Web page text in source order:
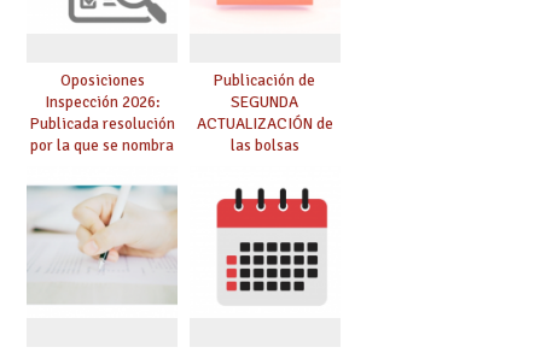
Oposiciones
Inspección 2026:
Publicada resolución
por la que se nombra
prácticas, se regulan
dichas prácticas y se
convoca acto público
de adjudicación
Publicación de
SEGUNDA
ACTUALIZACIÓN de
las bolsas
Cuerpo de Maestros
de especialidades
convocadas a
oposición